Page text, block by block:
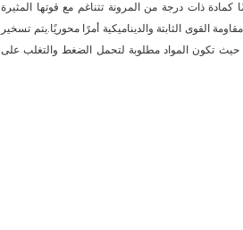
ذات درجة من المرونة تتناغم مع قوتها المثيرة
القوى الثابتة والديناميكية أمرًا محوريًا.يتم تسخير
حيث تكون المواد مطلوبة لتحمل الضغط والتغلب على